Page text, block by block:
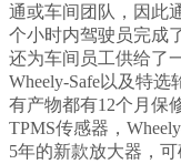
通或车间团队，因此
个小时内驾驶员完成
还为车间员工供给了
Wheely-Safe以及特
有产物都有12个月保
TPMS传感器，
5年的新款放大器，